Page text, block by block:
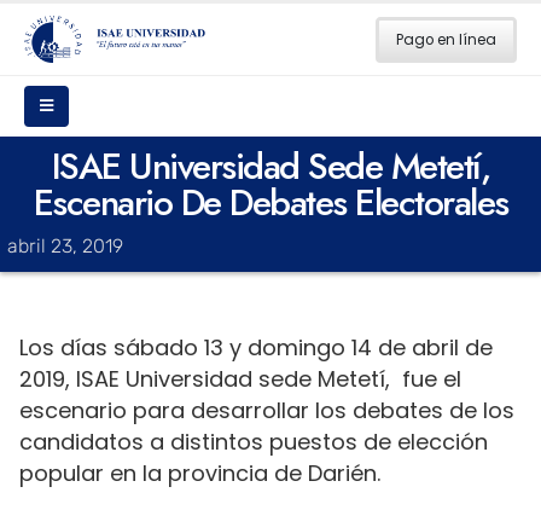
Pago en línea
ISAE Universidad Sede Metetí,
Escenario De Debates Electorales
abril 23, 2019
Los días sábado 13 y domingo 14 de abril de
2019, ISAE Universidad sede Metetí, fue el
escenario para desarrollar los debates de los
candidatos a distintos puestos de elección
popular en la provincia de Darién.